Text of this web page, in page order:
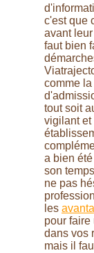
c'est que
avant
faut bien
comme
tout soit
vigilant et
a bien
son
ne pas
les
pour faire
dans vos
mais il